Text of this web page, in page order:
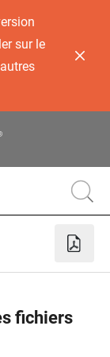
sur le
fichiers